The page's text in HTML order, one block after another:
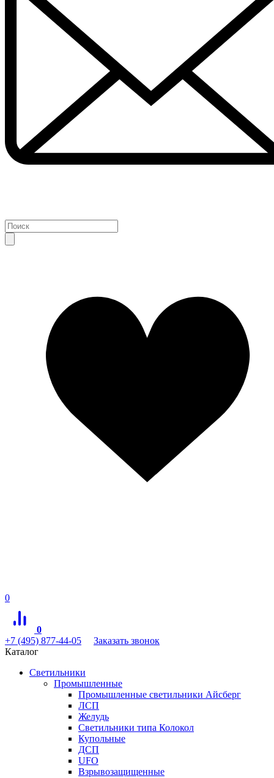
0
0
+7 (495) 877-44-05
Заказать звонок
Каталог
Светильники
Промышленные
Промышленные светильники Айсберг
ЛСП
Желудь
Светильники типа Колокол
Купольные
ДСП
UFO
Взрывозащищенные